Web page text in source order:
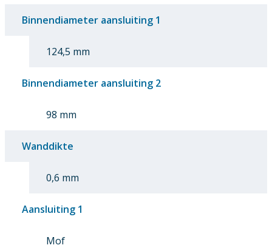
Binnendiameter aansluiting 1
124,5 mm
Binnendiameter aansluiting 2
98 mm
Wanddikte
0,6 mm
Aansluiting 1
Mof